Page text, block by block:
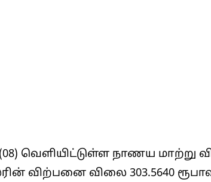
வெளியிட்டுள்ள நாணய மாற்று
விற்பனை விலை 303.5640